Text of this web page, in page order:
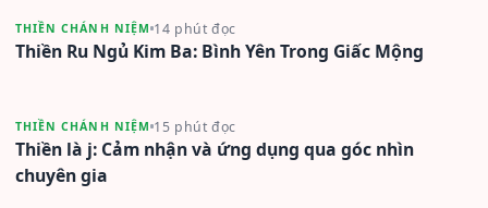
THIỀN CHÁNH NIỆM 14 phút đọc
Thiền Ru Ngủ Kim Ba: Bình Yên Trong Giấc Mộng
THIỀN CHÁNH NIỆM 15 phút đọc
Thiền là j: Cảm nhận và ứng dụng qua góc nhìn
chuyên gia